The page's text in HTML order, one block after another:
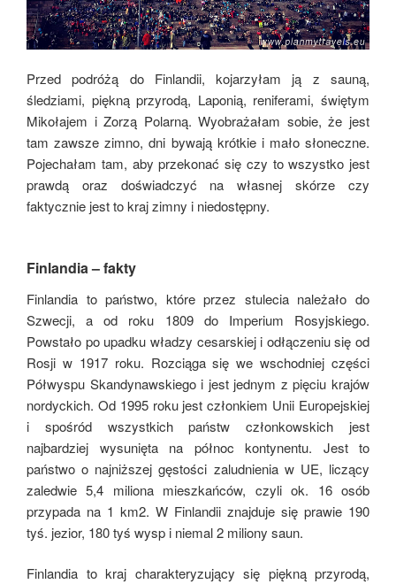
Przed podróżą do Finlandii, kojarzyłam ją z sauną,
śledziami, piękną przyrodą, Laponią, reniferami, świętym
Mikołajem i Zorzą Polarną. Wyobrażałam sobie, że jest
tam zawsze zimno, dni bywają krótkie i mało słoneczne.
Pojechałam tam, aby przekonać się czy to wszystko jest
prawdą oraz doświadczyć na własnej skórze czy
faktycznie jest to kraj zimny i niedostępny.
Finlandia – fakty
Finlandia to państwo, które przez stulecia należało do
Szwecji, a od roku 1809 do Imperium Rosyjskiego.
Powstało po upadku władzy cesarskiej i odłączeniu się od
Rosji w 1917 roku. Rozciąga się we wschodniej części
Półwyspu Skandynawskiego i jest jednym z pięciu krajów
nordyckich. Od 1995 roku jest członkiem Unii Europejskiej
i spośród wszystkich państw członkowskich jest
najbardziej wysunięta na północ kontynentu. Jest to
państwo o najniższej gęstości zaludnienia w UE, liczący
zaledwie 5,4 miliona mieszkańców, czyli ok. 16 osób
przypada na 1 km2. W Finlandii znajduje się prawie 190
tyś. jezior, 180 tyś wysp i niemal 2 miliony saun.
Finlandia to kraj charakteryzujący się piękną przyrodą,